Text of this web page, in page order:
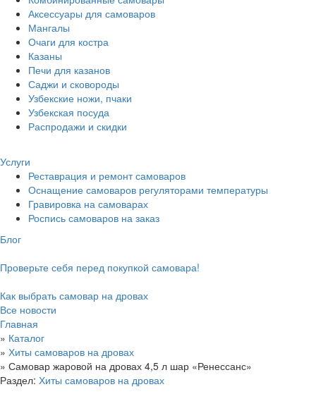
Аксессуары для самоваров
Мангалы
Очаги для костра
Казаны
Печи для казанов
Саджи и сковороды
Узбекские ножи, пчаки
Узбекская посуда
Распродажи и скидки
Услуги
Реставрация и ремонт самоваров
Оснащение самоваров регуляторами температуры
Гравировка на самоварах
Роспись самоваров на заказ
Блог
Проверьте себя перед покупкой самовара!
Как выбрать самовар на дровах
Все новости
Главная
» Каталог
» Хиты самоваров на дровах
» Самовар жаровой на дровах 4,5 л шар «Ренессанс»
Раздел: Хиты самоваров на дровах